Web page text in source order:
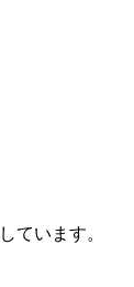
ています。